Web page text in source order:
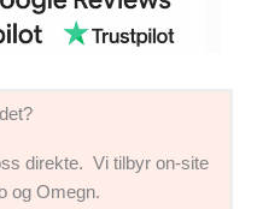
direkte. Vi tilbyr on-site
og Omegn.